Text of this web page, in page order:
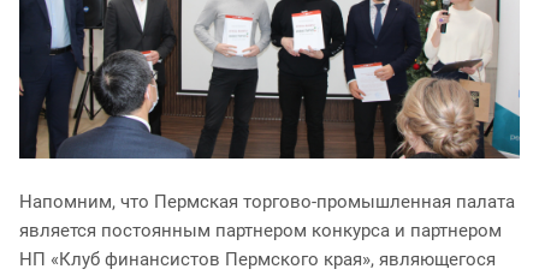
Напомним, что Пермская торгово-промышленная палата
является постоянным партнером конкурса и партнером
НП «Клуб финансистов Пермского края», являющегося